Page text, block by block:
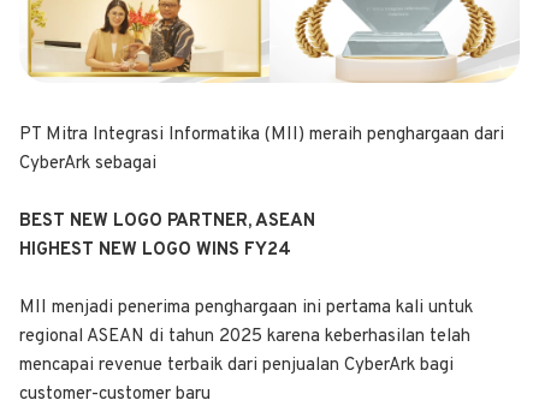
PT Mitra Integrasi Informatika (MII) meraih penghargaan dari
CyberArk sebagai
BEST NEW LOGO PARTNER, ASEAN
HIGHEST NEW LOGO WINS FY24
MII menjadi penerima penghargaan ini pertama kali untuk
regional ASEAN di tahun 2025 karena keberhasilan telah
mencapai revenue terbaik dari penjualan CyberArk bagi
customer-customer baru